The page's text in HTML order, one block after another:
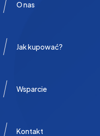
O nas
Jak kupować?
Wsparcie
Kontakt